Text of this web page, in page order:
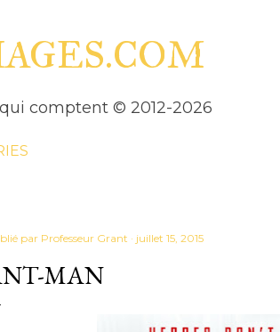
comptent © 2012-2026
par Professeur Grant juillet 15, 2015
MAN